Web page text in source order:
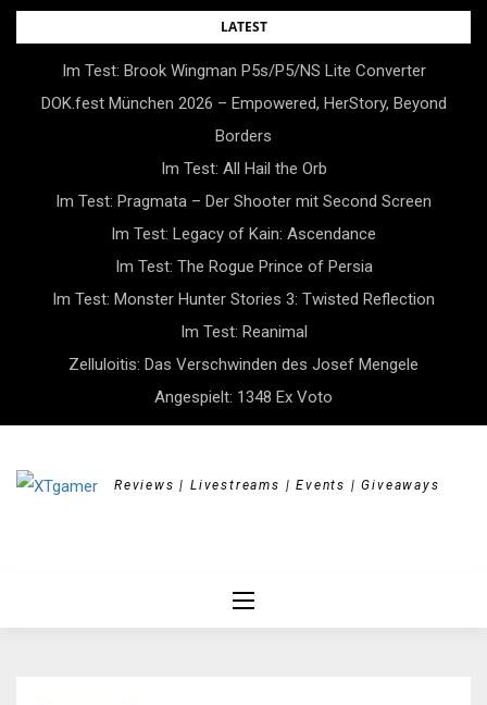
Skip
LATEST
Im Test: Brook Wingman P5s/P5/NS Lite Converter
DOK.fest München 2026 – Empowered, HerStory, Beyond
Borders
Im Test: All Hail the Orb
Im Test: Pragmata – Der Shooter mit Second Screen
Im Test: Legacy of Kain: Ascendance
Im Test: The Rogue Prince of Persia
Im Test: Monster Hunter Stories 3: Twisted Reflection
Im Test: Reanimal
Zelluloitis: Das Verschwinden des Josef Mengele
Angespielt: 1348 Ex Voto
Reviews | Livestreams | Events | Giveaways